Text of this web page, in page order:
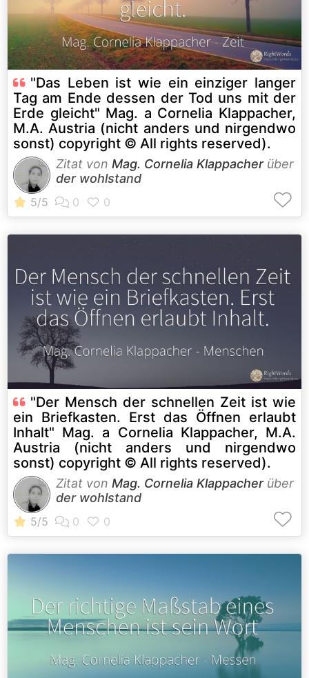
"Das Leben ist wie ein einziger langer
Tag am Ende dessen der Tod uns mit der
Erde gleicht" Mag. a Cornelia Klappacher,
M.A. Austria (nicht anders und nirgendwo
sonst) copyright © All rights reserved).
Zitat von Mag. Cornelia Klappacherüber
der wohlstand
"Der Mensch der schnellen Zeit ist wie
ein Briefkasten. Erst das Öffnen erlaubt
Inhalt" Mag. a Cornelia Klappacher, M.A.
Austria (nicht anders und nirgendwo
sonst) copyright © All rights reserved).
Zitat von Mag. Cornelia Klappacherüber
der wohlstand